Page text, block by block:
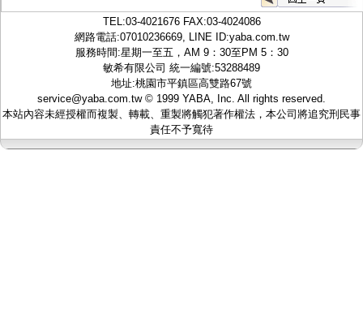
雜訊改善器
分配放大器
網路線用水晶頭
懶人線.同軸線.花線
線頭.插座.延長線.HDMI線
集線盒.防水盒.配線盒
變壓器.避雷器
轉接頭
偽裝嚇阻假監視器. 警示防盜貼紙
TEL:03-4021676FAX:03-4024086
網路電話:07010236669, LINE ID:yaba.com.tw
服務時間:星期一至五，AM 9：30至PM 5：30
敏希有限公司 統一編號:53288489
地址:桃園市平鎮區高雙路67號
service@yaba.com.tw© 1999 YABA, Inc. All rights reserved.
本站內容未經授權而複製、轉載、重製將觸犯著作權法，本公司將追究刑民事
責任不予寬待